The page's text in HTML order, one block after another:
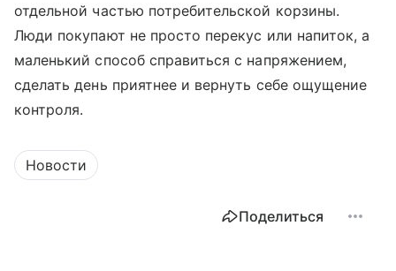
отдельной частью потребительской корзины.
Люди покупают не просто перекус или напиток, а
маленький способ справиться с напряжением,
сделать день приятнее и вернуть себе ощущение
контроля.
Новости
Поделиться